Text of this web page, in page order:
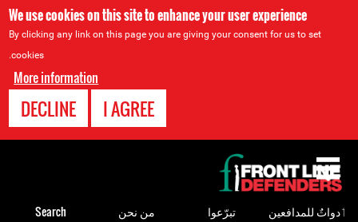
We use cookies on this site to enhance your user experience
By clicking any link on this page you are giving your consent for us to set
cookies.
More information
I AGREE
DECLINE
to
top
ٲدواتٌ للمدافعين تبرّعوا من نحن Search